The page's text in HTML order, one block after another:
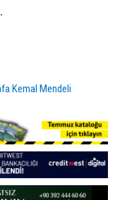
Kemal Mendeli